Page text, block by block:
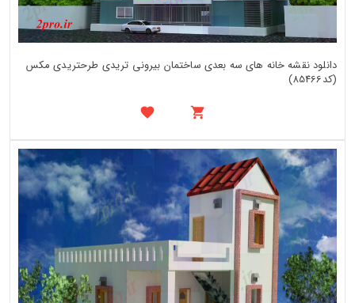
دانلود نقشه خانه های سه بعدی ساختمان بیرونی تریدی طرحتریدی مکس
(کد85466)